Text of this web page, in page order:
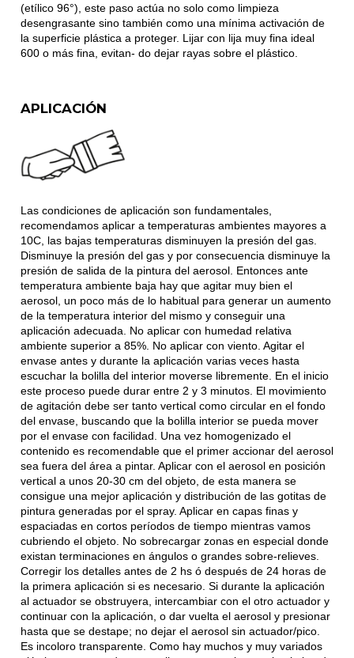
(etílico 96°), este paso actúa no solo como limpieza
desengrasante sino también como una mínima activación de
la superficie plástica a proteger. Lijar con lija muy fina ideal
600 o más fina, evitan- do dejar rayas sobre el plástico.
APLICACIÓN
Las condiciones de aplicación son fundamentales,
recomendamos aplicar a temperaturas ambientes mayores a
10C, las bajas temperaturas disminuyen la presión del gas.
Disminuye la presión del gas y por consecuencia disminuye la
presión de salida de la pintura del aerosol. Entonces ante
temperatura ambiente baja hay que agitar muy bien el
aerosol, un poco más de lo habitual para generar un aumento
de la temperatura interior del mismo y conseguir una
aplicación adecuada. No aplicar con humedad relativa
ambiente superior a 85%. No aplicar con viento. Agitar el
envase antes y durante la aplicación varias veces hasta
escuchar la bolilla del interior moverse libremente. En el inicio
este proceso puede durar entre 2 y 3 minutos. El movimiento
de agitación debe ser tanto vertical como circular en el fondo
del envase, buscando que la bolilla interior se pueda mover
por el envase con facilidad. Una vez homogenizado el
contenido es recomendable que el primer accionar del aerosol
sea fuera del área a pintar. Aplicar con el aerosol en posición
vertical a unos 20-30 cm del objeto, de esta manera se
consigue una mejor aplicación y distribución de las gotitas de
pintura generadas por el spray. Aplicar en capas finas y
espaciadas en cortos períodos de tiempo mientras vamos
cubriendo el objeto. No sobrecargar zonas en especial donde
existan terminaciones en ángulos o grandes sobre-relieves.
Corregir los detalles antes de 2 hs ó después de 24 horas de
la primera aplicación si es necesario. Si durante la aplicación
al actuador se obstruyera, intercambiar con el otro actuador y
continuar con la aplicación, o dar vuelta el aerosol y presionar
hasta que se destape; no dejar el aerosol sin actuador/pico.
Es incoloro transparente. Como hay muchos y muy variados